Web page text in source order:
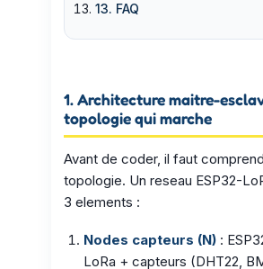
13. FAQ
1. Architecture maitre-
topologie qui marche
Avant de coder, il faut
topologie. Un reseau ESP32-
3 elements :
Nodes capteurs (N) :
LoRa + capteurs (DHT22,